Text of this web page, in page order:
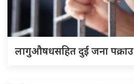
लागुऔषधसहित दुई जना पक्राउ